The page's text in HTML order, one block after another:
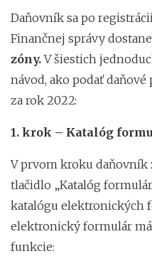
Daňovník sa po
Finančnej správy
zóny.V šiestich
návod, ako podať
za rok 2022:
1. krok – Katalóg
V prvom kroku daňovník
tlačidlo „Katalóg
katalógu elektronických
elektronický formulár
funkcie: